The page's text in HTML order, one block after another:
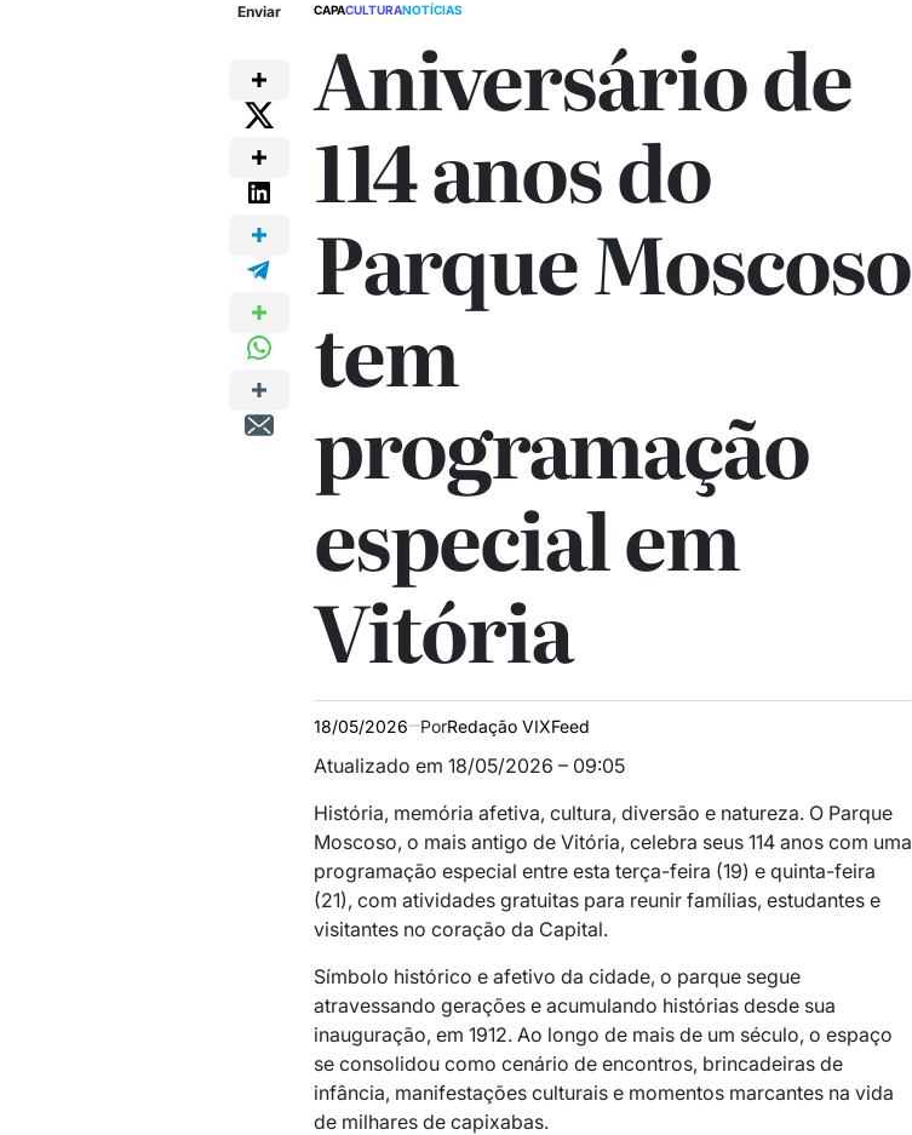
Enviar CAPACULTURANOTÍCIAS
Aniversário de
114 anos do
Parque Moscoso
tem
programação
especial em
Vitória
18/05/2026 PorRedação VIXFeed
Atualizado em 18/05/2026 – 09:05
História, memória afetiva, cultura, diversão e natureza. O Parque
Moscoso, o mais antigo de Vitória, celebra seus 114 anos com uma
programação especial entre esta terça-feira (19) e quinta-feira
(21), com atividades gratuitas para reunir famílias, estudantes e
visitantes no coração da Capital.
Símbolo histórico e afetivo da cidade, o parque segue
atravessando gerações e acumulando histórias desde sua
inauguração, em 1912. Ao longo de mais de um século, o espaço
se consolidou como cenário de encontros, brincadeiras de
infância, manifestações culturais e momentos marcantes na vida
de milhares de capixabas.